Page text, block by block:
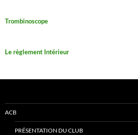
Trombinoscope
Le règlement Intérieur
ACB
PRÉSENTATION DU CLUB